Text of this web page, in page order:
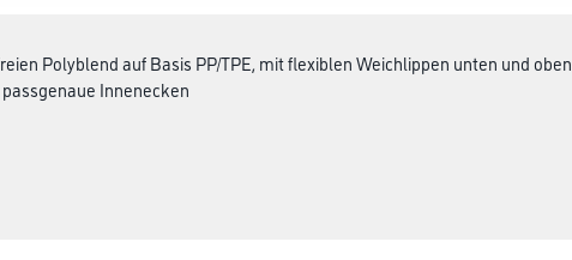
Polyblend auf Basis PP/TPE, mit flexiblen Weichlippen unten und oben
Innenecken